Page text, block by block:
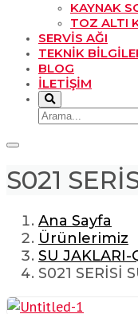
KAYNAK
TOZ ALTI
SERVİS AĞI
TEKNİK
BLOG
İLETİŞİM
S021
Ana Sayfa
Ürünlerimiz
SU
S021 SERİSİ